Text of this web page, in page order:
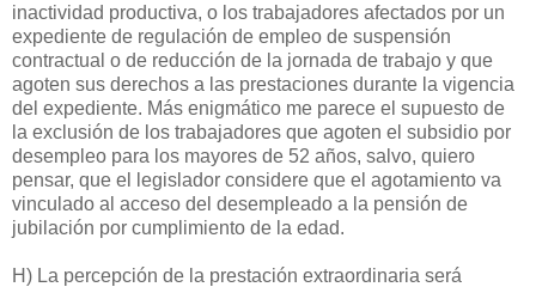
inactividad productiva, o los trabajadores afectados por un
expediente de regulación de empleo de suspensión
contractual o de reducción de la jornada de trabajo y que
agoten sus derechos a las prestaciones durante la vigencia
del expediente. Más enigmático me parece el supuesto de
la exclusión de los trabajadores que agoten el subsidio por
desempleo para los mayores de 52 años, salvo, quiero
pensar, que el legislador considere que el agotamiento va
vinculado al acceso del desempleado a la pensión de
jubilación por cumplimiento de la edad.
H) La percepción de la prestación extraordinaria será